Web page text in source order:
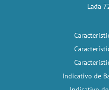
Lada
Indicativo de